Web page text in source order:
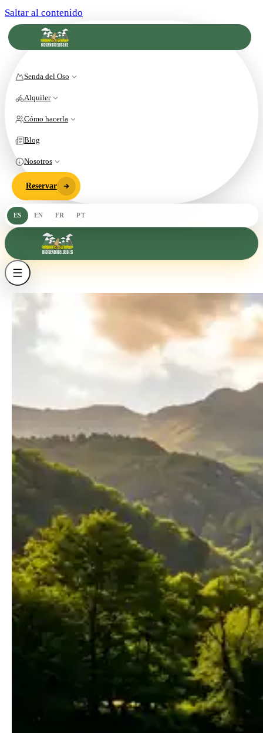
Saltar al contenido
Senda del Oso
Alquiler
Cómo hacerla
Blog
Nosotros
Reservar
ES EN FR PT